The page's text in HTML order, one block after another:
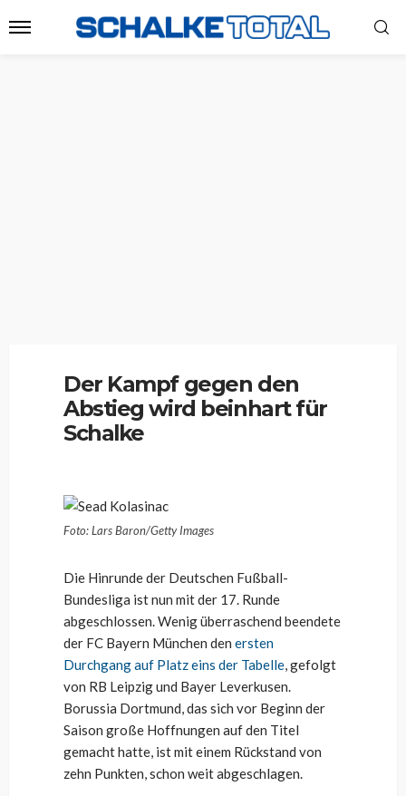
Der Kampf gegen den
Abstieg wird beinhart für
Schalke
Foto: Lars Baron/Getty Images
Die Hinrunde der Deutschen Fußball-
Bundesliga ist nun mit der 17. Runde
abgeschlossen. Wenig überraschend beendete
der FC Bayern München den ersten
Durchgang auf Platz eins der Tabelle, gefolgt
von RB Leipzig und Bayer Leverkusen.
Borussia Dortmund, das sich vor Beginn der
Saison große Hoffnungen auf den Titel
gemacht hatte, ist mit einem Rückstand von
zehn Punkten, schon weit abgeschlagen.